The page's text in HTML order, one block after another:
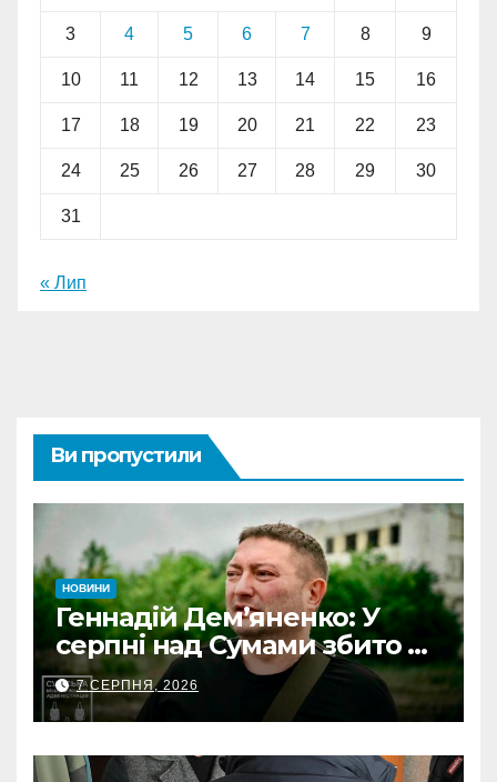
3 4 5 6 7 8 9
10 11 12 13 14 15 16
17 18 19 20 21 22 23
24 25 26 27 28 29 30
31
« Лип
Ви пропустили
НОВИНИ
Геннадій Дем’яненко: У
серпні над Сумами збито 6
КАБів
7 СЕРПНЯ, 2026